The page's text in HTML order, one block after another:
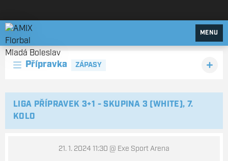
AMIX Florbal Mladá Boleslav
MENU
Přípravka ZÁPASY
LIGA PŘÍPRAVEK 3+1 - SKUPINA 3 (WHITE), 7.
KOLO
21. 1. 2024 11:30 @ Exe Sport Arena